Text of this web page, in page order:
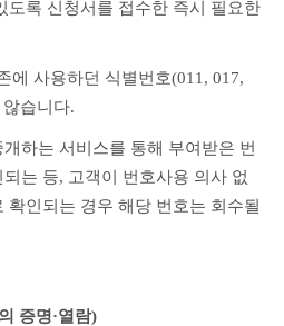
도록 신청서를 접수한 즉시 필요한
에 사용하던 식별번호(011, 017,
습니다.
하는 서비스를 통해 부여받은 번
는 등, 고객이 번호사용 의사 없
확인되는 경우 해당 번호는 회수될
증명·열람)